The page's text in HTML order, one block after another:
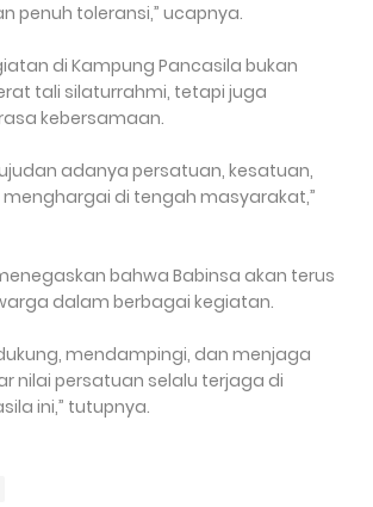
penuh toleransi,” ucapnya.
di Kampung Pancasila bukan
tali silaturrahmi, tetapi juga
kebersamaan.
adanya persatuan, kesatuan,
di tengah masyarakat,”
bahwa Babinsa akan terus
dalam berbagai kegiatan.
mendampingi, dan menjaga
nilai persatuan selalu terjaga di
ini,” tutupnya.